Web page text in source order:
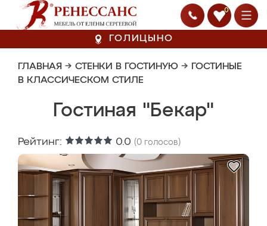
0
ГОЛИЦЫНО
ГЛАВНАЯ → СТЕНКИ В ГОСТИНУЮ → ГОСТИНЫЕ
В КЛАССИЧЕСКОМ СТИЛЕ
Гостиная "Бекар"
Рейтинг: 0.0 (0 голосов)